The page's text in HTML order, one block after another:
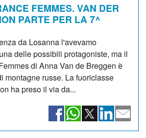
FEMMES. VAN DER
PARTE PER LA 7^
da Losanna l'avevamo
delle possibili protagoniste, ma il
di Anna Van de Breggen è
montagne russe. La fuoriclasse
ha preso il via da...